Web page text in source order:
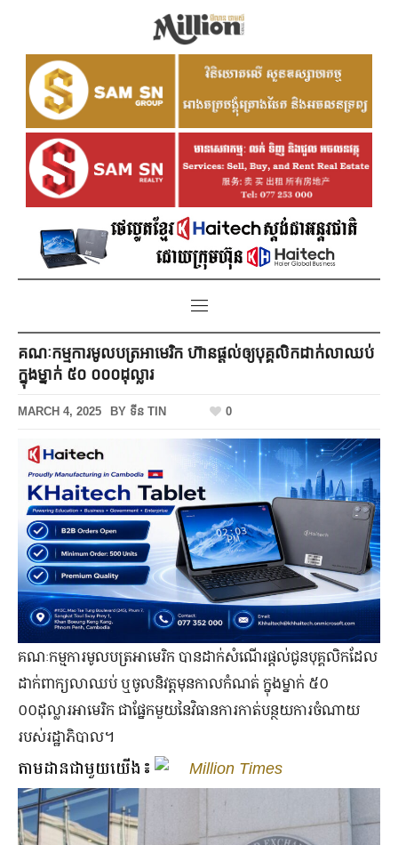
គណៈកម្មការមូលបត្រអាមេរិក ហ៊ានផ្ដល់ឲ្យបុគ្គលិកដាក់លាឈប់
ក្នុងម្នាក់ ៥០ ០០០ដុល្លារ
MARCH 4, 2025 BY ទីន TIN 0
គណៈកម្មការមូលបត្រអាមេរិក បានដាក់សំណើរផ្ដល់ជូនបុគ្គលិកដែល
ដាក់ពាក្យលាឈប់ ឬចូលនិវត្តមុនកាលកំណត់ ក្នុងម្នាក់ ៥០
០០ដុល្លារអាមេរិក ជាផ្នែកមួយនៃវិធានការកាត់បន្ថយការចំណាយ
របស់រដ្ឋាភិបាល។
តាមដានជាមួយយើង៖ Million Times